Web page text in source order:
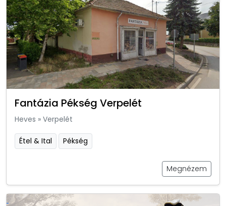
Fantázia Pékség Verpelét
Heves » Verpelét
Étel & Ital Pékség
Megnézem